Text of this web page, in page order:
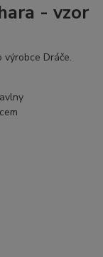
- vzor
Dráče.